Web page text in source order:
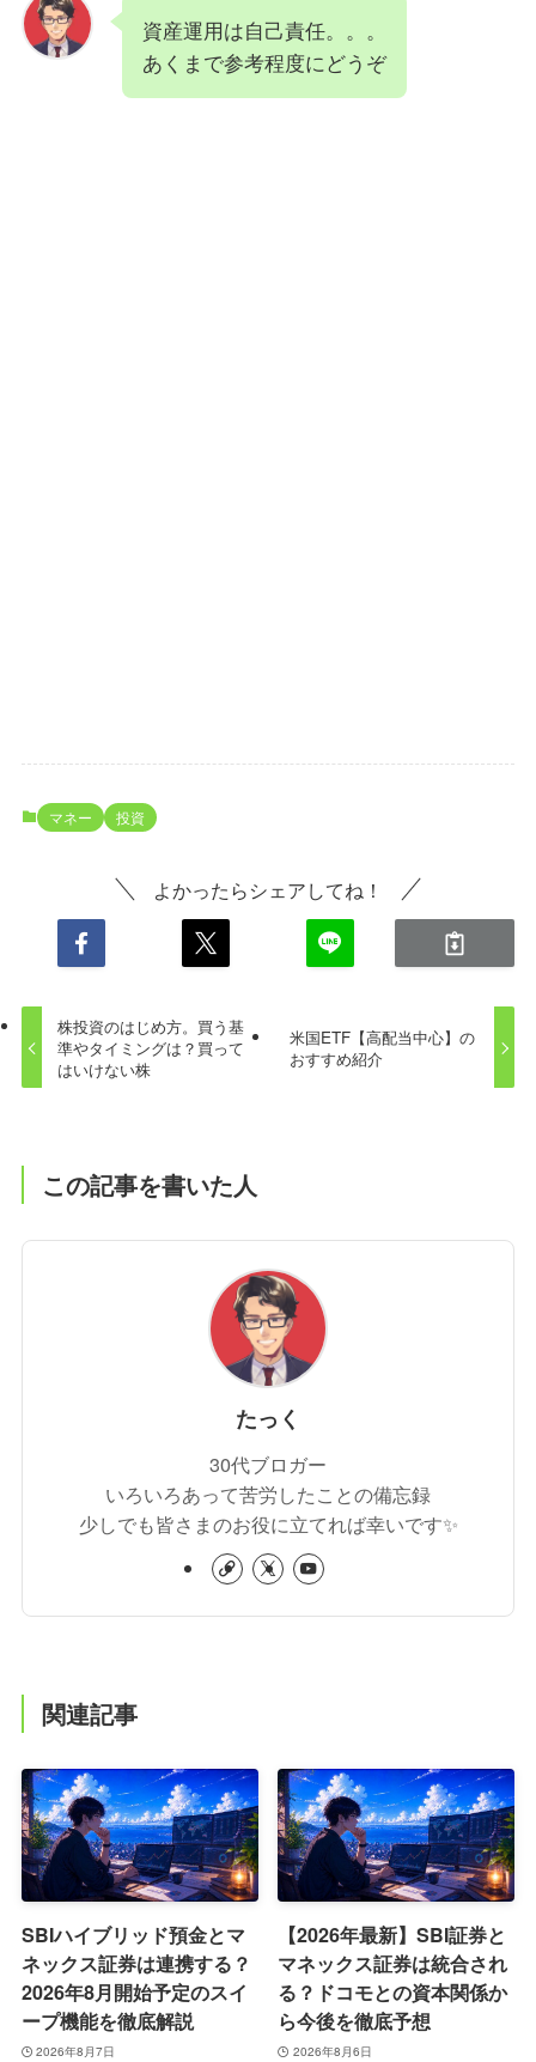
資産運用は自己責任。。。
あくまで参考程度にどうぞ
マネー 投資
よかったらシェアしてね！
株投資のはじめ方。買う基
準やタイミングは？買って
はいけない株
米国ETF【高配当中心】の
おすすめ紹介
この記事を書いた人
たっく
30代ブロガー
いろいろあって苦労したことの備忘録
少しでも皆さまのお役に立てれば幸いです✨
関連記事
SBIハイブリッド預金とマ
ネックス証券は連携する？
2026年8月開始予定のスイ
ープ機能を徹底解説
2026年8月7日
【2026年最新】SBI証券と
マネックス証券は統合され
る？ドコモとの資本関係か
ら今後を徹底予想
2026年8月6日